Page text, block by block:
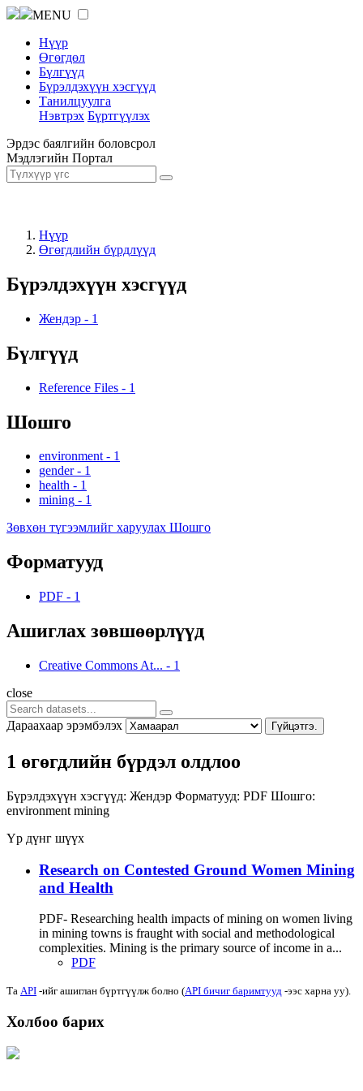
MENU
Нүүр
Өгөгдөл
Бүлгүүд
Бүрэлдэхүүн хэсгүүд
Танилцуулга
Нэвтрэх Бүртгүүлэх
Эрдэс баялгийн боловсрол
Мэдлэгийн Портал
Нүүр
Өгөгдлийн бүрдлүүд
Бүрэлдэхүүн хэсгүүд
Жендэр - 1
Бүлгүүд
Reference Files - 1
Шошго
environment - 1
gender - 1
health - 1
mining - 1
Зөвхөн түгээмлийг харуулах Шошго
Форматууд
PDF - 1
Ашиглах зөвшөөрлүүд
Creative Commons At... - 1
close
Дараахаар эрэмбэлэх Гүйцэтгэ.
1 өгөгдлийн бүрдэл олдлоо
Бүрэлдэхүүн хэсгүүд: Жендэр Форматууд: PDF Шошго:
environment mining
Үр дүнг шүүх
Research on Contested Ground Women Mining
and Health
PDF- Researching health impacts of mining on women living
in mining towns is fraught with social and methodological
complexities. Mining is the primary source of income in a...
PDF
Та API -ийг ашиглан бүртгүүлж болно (API бичиг баримтууд -ээс харна уу).
Холбоо барих